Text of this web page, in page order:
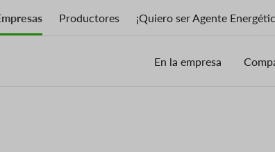
Productores ¡Quiero ser Agente
En la empresa